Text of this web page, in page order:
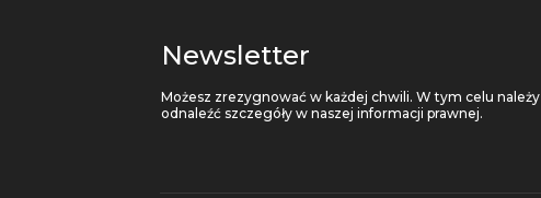
Newsletter
Możesz zrezygnować w każdej chwili. W tym celu należy
odnaleźć szczegóły w naszej informacji prawnej.